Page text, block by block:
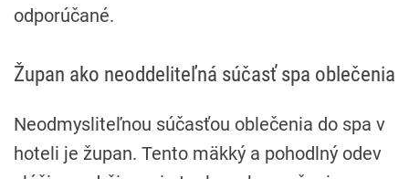
odporúčané.
Župan ako neoddeliteľná súčasť spa oblečenia
Neodmysliteľnou súčasťou oblečenia do spa v
hoteli je župan. Tento mäkký a pohodlný odev